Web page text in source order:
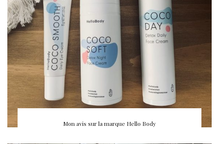
Mon avis sur la marque Hello Body